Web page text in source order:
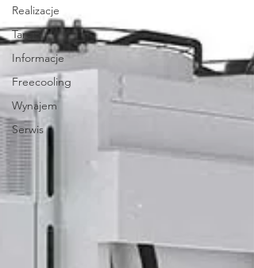
Realizacje
Targi
Informacje
Freecooling
Wynajem
Serwis